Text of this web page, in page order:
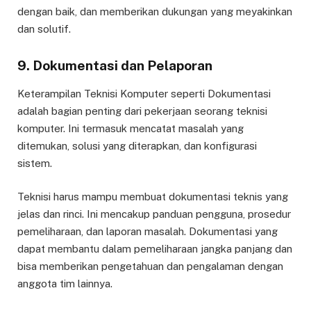
dengan baik, dan memberikan dukungan yang meyakinkan
dan solutif.
9. Dokumentasi dan Pelaporan
Keterampilan Teknisi Komputer seperti Dokumentasi
adalah bagian penting dari pekerjaan seorang teknisi
komputer. Ini termasuk mencatat masalah yang
ditemukan, solusi yang diterapkan, dan konfigurasi
sistem.
Teknisi harus mampu membuat dokumentasi teknis yang
jelas dan rinci. Ini mencakup panduan pengguna, prosedur
pemeliharaan, dan laporan masalah. Dokumentasi yang
dapat membantu dalam pemeliharaan jangka panjang dan
bisa memberikan pengetahuan dan pengalaman dengan
anggota tim lainnya.